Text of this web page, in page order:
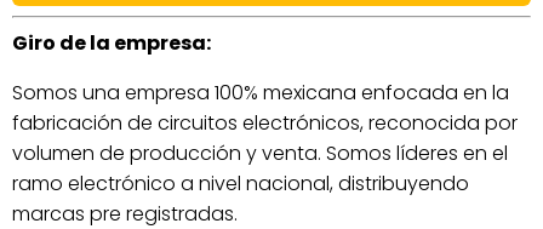
Giro de la empresa:
Somos una empresa 100% mexicana enfocada en la
fabricación de circuitos electrónicos, reconocida por
volumen de producción y venta. Somos líderes en el
ramo electrónico a nivel nacional, distribuyendo
marcas pre registradas.